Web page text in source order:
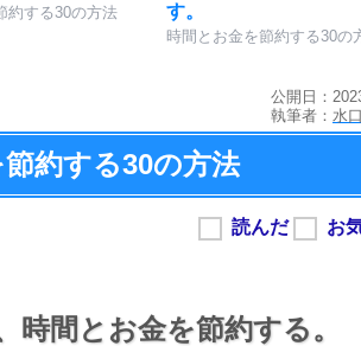
約する30の方法
す。
時間とお金を節約する30の
公開日：
執筆者： 水
約する30の方法
時間とお金を節約する。